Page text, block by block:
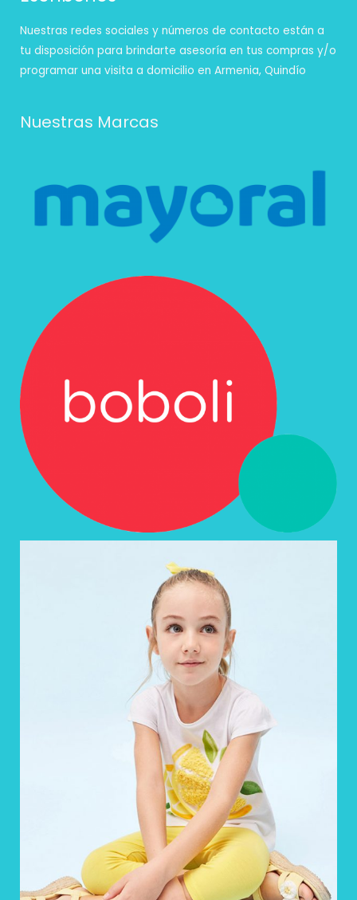
Nuestras redes sociales y números de contacto están a
tu disposición para brindarte asesoría en tus compras y/o
programar una visita a domicilio en Armenia, Quindío
Nuestras Marcas